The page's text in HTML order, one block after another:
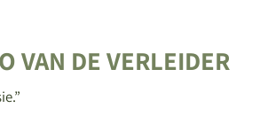
VAN DE VERLEIDER